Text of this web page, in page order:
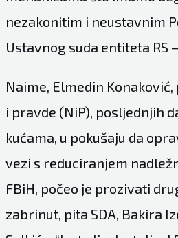
nezakonitim i neustavnim
Ustavnog suda entiteta RS
Naime, Elmedin
i pravde (NiP), posljednjih
kućama, u pokušaju da
vezi s reduciranjem
FBiH, počeo je prozivati
zabrinut, pita SDA, Bakira